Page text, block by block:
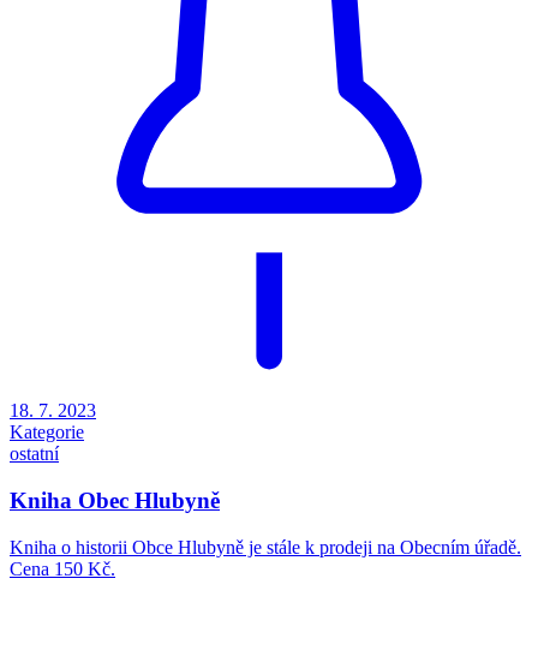
18. 7. 2023
Kategorie
ostatní
Kniha Obec Hlubyně
Kniha o historii Obce Hlubyně je stále k prodeji na Obecním úřadě.
Cena 150 Kč.